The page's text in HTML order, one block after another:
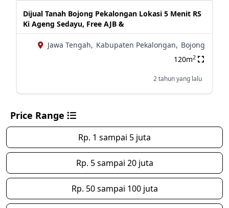
Dijual Tanah Bojong Pekalongan Lokasi 5 Menit RS
Ki Ageng Sedayu, Free AJB &
Jawa Tengah, Kabupaten Pekalongan, Bojong
120m2
2 tahun yang lalu
Price Range
Rp. 1 sampai 5 juta
Rp. 5 sampai 20 juta
Rp. 50 sampai 100 juta